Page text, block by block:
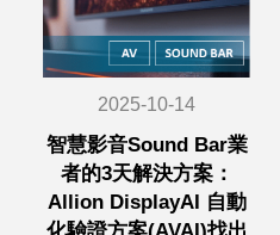
2025-10-14
智慧影音Sound Bar業
者的3天解決方案：
Allion DisplayAI 自動